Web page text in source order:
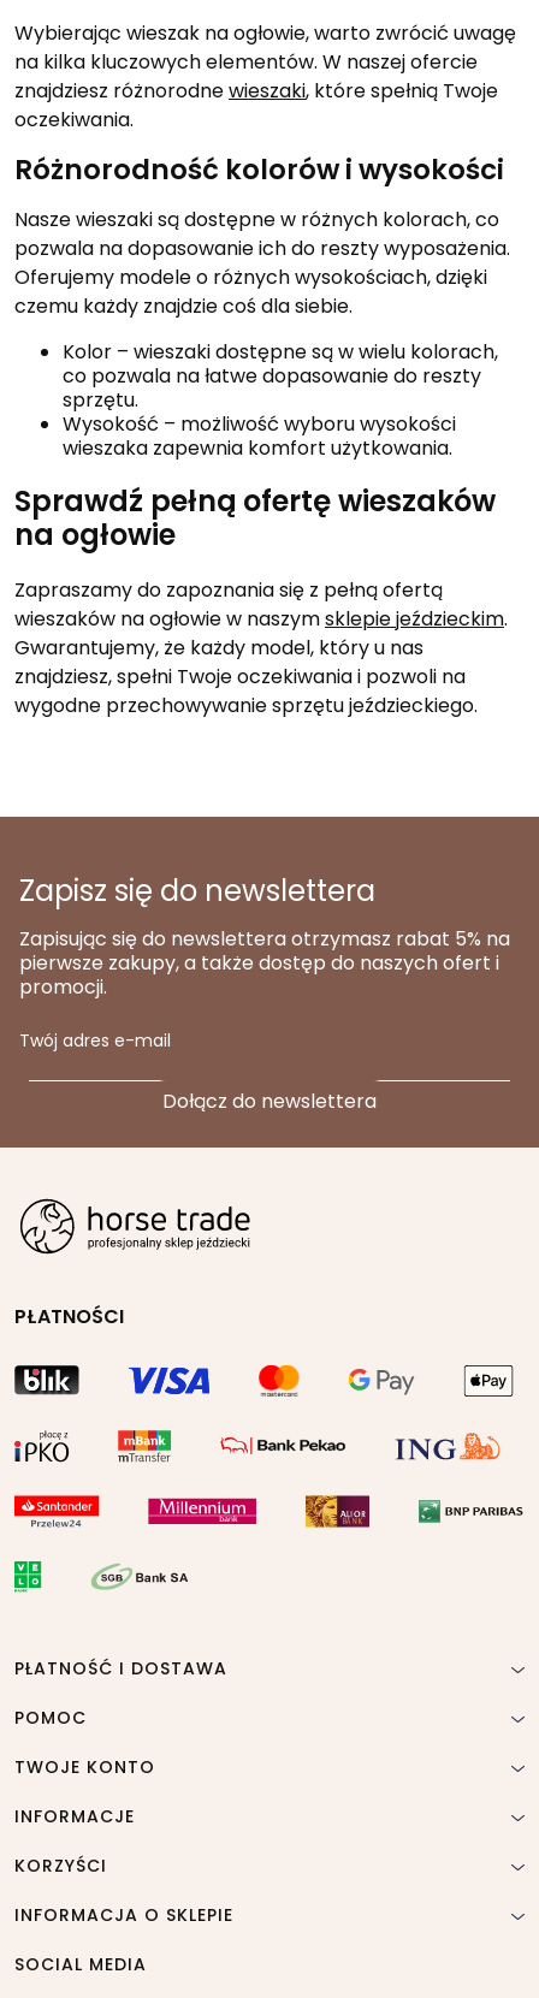
Wybierając wieszak na ogłowie, warto zwrócić uwagę
na kilka kluczowych elementów. W naszej ofercie
znajdziesz różnorodnewieszaki, które spełnią Twoje
oczekiwania.
Różnorodność kolorów i wysokości
Nasze wieszaki są dostępne w różnych kolorach, co
pozwala na dopasowanie ich do reszty wyposażenia.
Oferujemy modele o różnych wysokościach, dzięki
czemu każdy znajdzie coś dla siebie.
Kolor – wieszaki dostępne są w wielu kolorach,
co pozwala na łatwe dopasowanie do reszty
sprzętu.
Wysokość – możliwość wyboru wysokości
wieszaka zapewnia komfort użytkowania.
Sprawdź pełną ofertę wieszaków
na ogłowie
Zapraszamy do zapoznania się z pełną ofertą
wieszaków na ogłowie w naszymsklepie jeździeckim.
Gwarantujemy, że każdy model, który u nas
znajdziesz, spełni Twoje oczekiwania i pozwoli na
wygodne przechowywanie sprzętu jeździeckiego.
Zapisz się do newslettera
Zapisując się do newslettera otrzymasz rabat 5% na
pierwsze zakupy, a także dostęp do naszych ofert i
promocji.
Twój adres e-mail
PŁATNOŚCI
PŁATNOŚĆ I DOSTAWA
POMOC
TWOJE KONTO
INFORMACJE
KORZYŚCI
INFORMACJA O SKLEPIE
SOCIAL MEDIA